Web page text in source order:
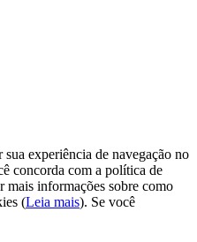
experiência de navegação no
concorda com a política de
mais informações sobre como
(Leia mais). Se você